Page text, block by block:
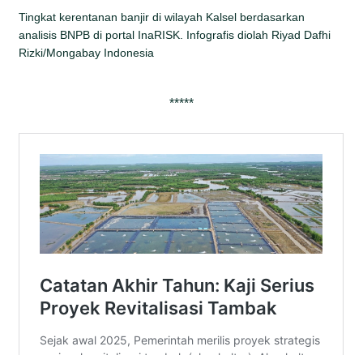
Tingkat kerentanan banjir di wilayah Kalsel berdasarkan
analisis BNPB di portal InaRISK. Infografis diolah Riyad Dafhi
Rizki/Mongabay Indonesia
*****